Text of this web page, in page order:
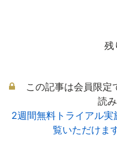
残
この記事は会員限定
読
2週間無料トライアル
覧いただけま